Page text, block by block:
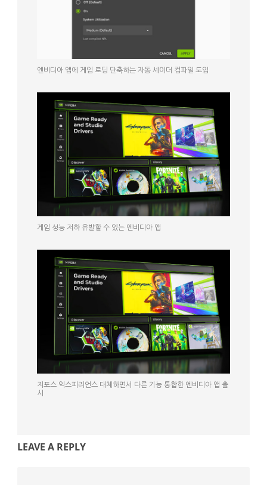
엔비디아 앱에 게임 로딩 단축하는 자동 셰이더 컴파일 도입
게임 성능 저하 유발할 수 있는 엔비디아 앱
지포스 익스피리언스 대체하면서 다른 기능 통합한 엔비디아 앱 출
시
LEAVE A REPLY